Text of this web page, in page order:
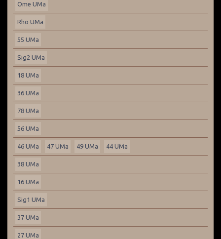
Ome UMa
Rho UMa
55 UMa
Sig2 UMa
18 UMa
36 UMa
78 UMa
56 UMa
46 UMa 47 UMa 49 UMa 44 UMa
38 UMa
16 UMa
Sig1 UMa
37 UMa
27 UMa